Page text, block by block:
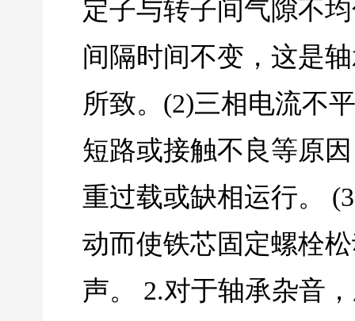
定子与转子间气隙不
间隔时间不变，这是
所致。(2)三相电流不
短路或接触不良等原
重过载或缺相运行。
动而使铁芯固定螺栓
声。 2.对于轴承杂音